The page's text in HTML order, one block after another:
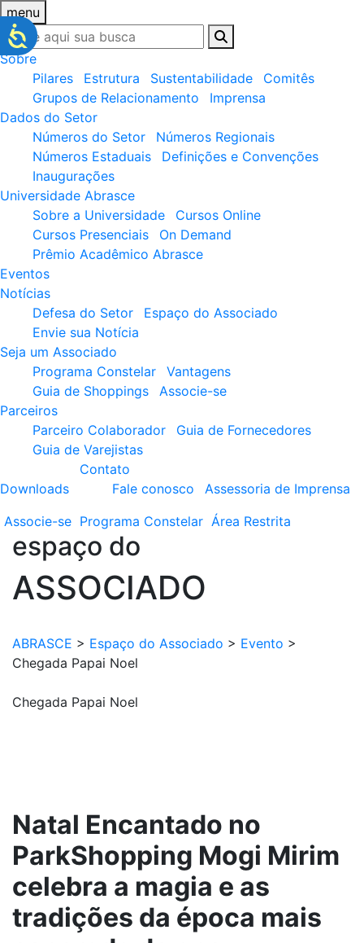
menu
Sobre
Pilares
Estrutura Sustentabilidade
Comitês
Grupos de Relacionamento
Imprensa
Dados do Setor
Números do Setor
Números Regionais
Números Estaduais
Definições e Convenções
Inaugurações
Universidade Abrasce
Sobre a Universidade
Cursos Online
Cursos Presenciais
On Demand
Prêmio Acadêmico Abrasce
Eventos
Notícias
Defesa do Setor
Espaço do Associado
Envie sua Notícia
Seja um Associado
Programa Constelar
Vantagens
Guia de Shoppings
Associe-se
Parceiros
Parceiro Colaborador
Guia de Fornecedores
Guia de Varejistas
Downloads
Contato
Fale conosco
Assessoria de Imprensa
Associe-se Programa Constelar Área Restrita
espaço do
ASSOCIADO
ABRASCE > Espaço do Associado > Evento >
Chegada Papai Noel
Chegada Papai Noel
Natal Encantado no
ParkShopping Mogi Mirim
celebra a magia e as
tradições da época mais